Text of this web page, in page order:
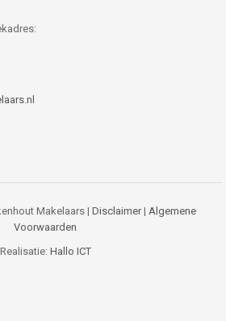
Makelaars | Disclaimer| Algemene
Voorwaarden
Realisatie: Hallo ICT